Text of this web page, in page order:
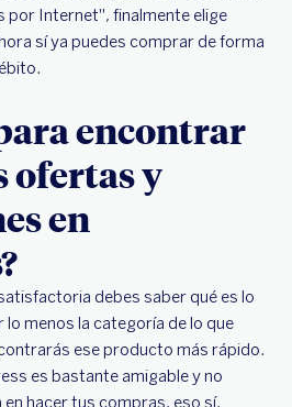
por Internet", finalmente elige
sí ya puedes comprar de forma
encontrar
ofertas y
en
debes saber qué es lo
menos la categoría de lo que
ese producto más rápido.
es bastante amigable y no
hacer tus compras, eso sí,